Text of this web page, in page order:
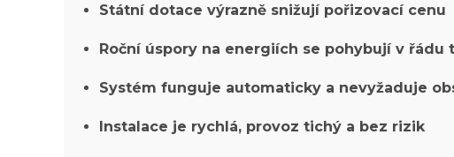
Státní dotace výrazně snižují pořizovací cenu
Roční úspory na energiích se pohybují v řádu
Systém funguje automaticky a nevyžaduje
Instalace je rychlá, provoz tichý a bez rizik